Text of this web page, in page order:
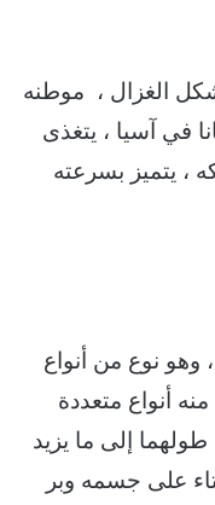
الغزال ، موطنه
في آسيا ، يتغذى
، يتميز بسرعته
نوع من أنواع
منه أنواع متعددة
إلى ما يزيد
على جسمه وبر